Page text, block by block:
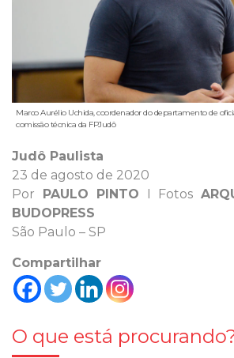
Marco Aurélio Uchida, coordenador do departamento de
comissão técnica da FPJudô
Judô Paulista
23 de agosto de 2020
Por PAULO PINTO I Fotos
BUDOPRESS
São Paulo – SP
Compartilhar
O que está